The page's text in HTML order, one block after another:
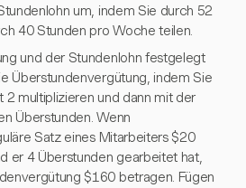
um, indem Sie durch 52
40 Stunden pro Woche teilen.
und der Stundenlohn festgelegt
Überstundenvergütung, indem Sie
2 multiplizieren und dann mit der
Überstunden. Wenn
Satz eines Mitarbeiters $20
er 4 Überstunden gearbeitet hat,
$160 betragen. Fügen